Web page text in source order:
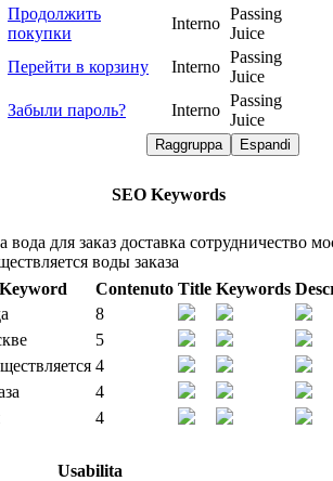
Продолжить
покупки
Interno
Passing
Juice
Перейти в корзину
Interno
Passing
Juice
Забыли пароль?
Interno
Passing
Juice
Espandi
Raggruppa
SEO Keywords
вода для заказ доставка сотрудничество
воды заказа
Keyword Contenuto Title Keywords
8
5
4
4
4
Usabilita